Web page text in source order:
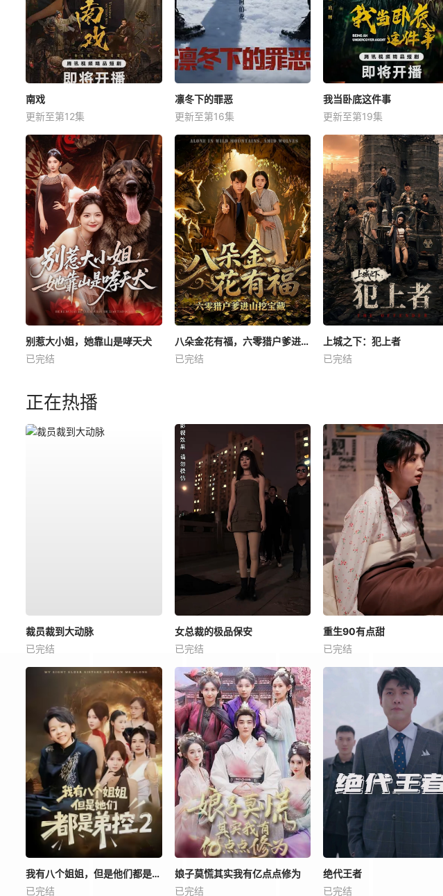
南戏
更新至第12集
凛冬下的罪恶
更新至第16集
我当卧底这件事
更新至第19集
别惹大小姐，她靠山是哮天犬
已完结
八朵金花有福，六零猎户爹进山挖宝藏
已完结
上城之下：犯上者
已完结
正在热播
裁员裁到大动脉
已完结
女总裁的极品保安
已完结
重生90有点甜
已完结
我有八个姐姐，但是他们都是弟控2
已完结
娘子莫慌其实我有亿点点修为
已完结
绝代王者
已完结